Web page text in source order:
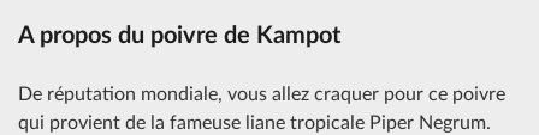
A propos du poivre de Kampot
De réputation mondiale, vous allez craquer pour ce poivre
qui provient de la fameuse liane tropicale Piper Negrum.